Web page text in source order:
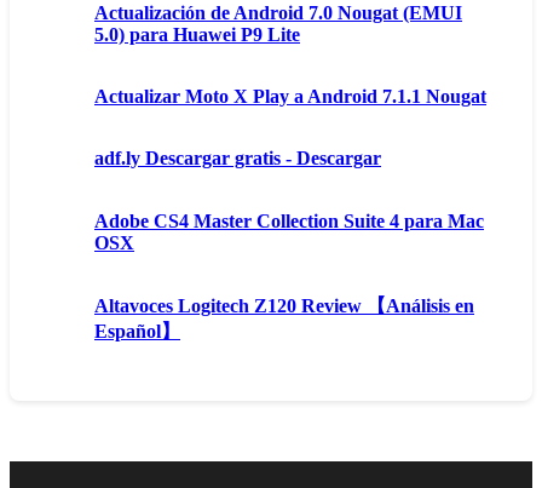
Actualización de Android 7.0 Nougat (EMUI
5.0) para Huawei P9 Lite
Actualizar Moto X Play a Android 7.1.1 Nougat
adf.ly Descargar gratis - Descargar
Adobe CS4 Master Collection Suite 4 para Mac
OSX
Altavoces Logitech Z120 Review 【Análisis en
Español】